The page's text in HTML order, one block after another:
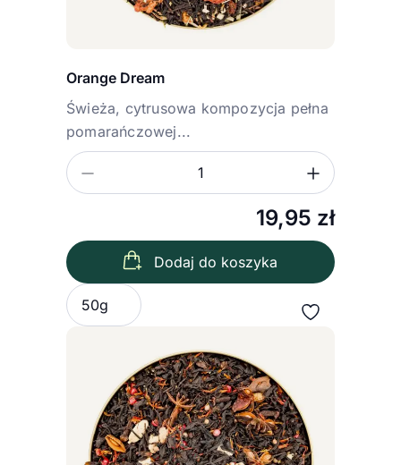
Orange Dream
Świeża, cytrusowa kompozycja pełna
pomarańczowej...
19,95 zł
Zmniejsz ilość
Dodaj do koszyka
Wybierz wariant
50g